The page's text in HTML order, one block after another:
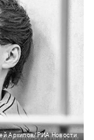
Архипов/РИА Новости